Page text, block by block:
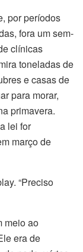
por períodos
fora um sem-
clínicas
toneladas de
e casas de
para morar,
primavera.
lei for
março de
“Preciso
meio ao
era de